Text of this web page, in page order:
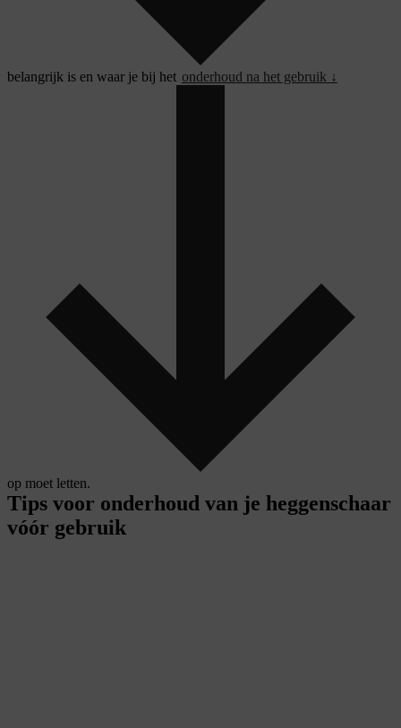
belangrijk is en waar je bij het onderhoud na het gebruik ↓
op moet letten.
Tips voor onderhoud van je heggenschaar
vóór gebruik